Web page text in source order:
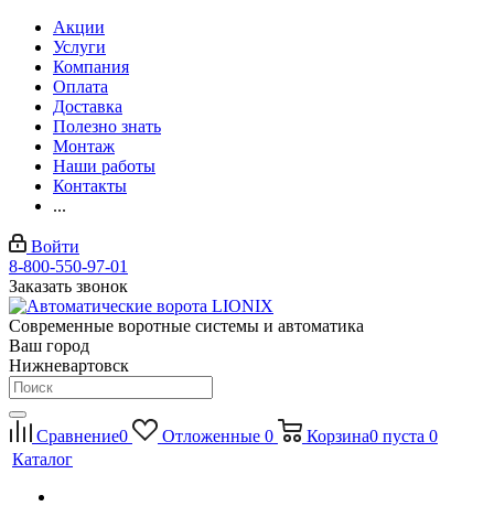
Акции
Услуги
Компания
Оплата
Доставка
Полезно знать
Монтаж
Наши работы
Контакты
...
Войти
8-800-550-97-01
Заказать звонок
Современные воротные системы и автоматика
Ваш город
Нижневартовск
Сравнение0 Отложенные 0 Корзина0 пуста 0
Каталог